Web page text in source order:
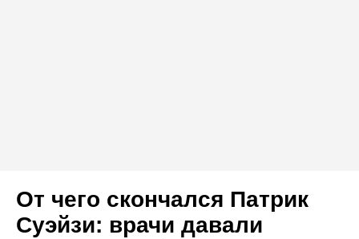
От чего скончался Патрик
Суэйзи: врачи давали